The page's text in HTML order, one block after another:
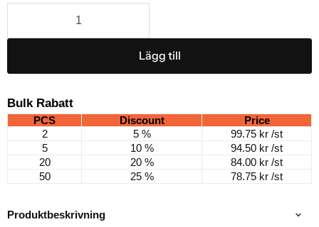
Lägg till
Bulk Rabatt
PCS Discount
Price
2
5 % 99.75 kr /st
5
10 % 94.50 kr /st
20
20 % 84.00 kr /st
50
25 % 78.75 kr /st
Produktbeskrivning